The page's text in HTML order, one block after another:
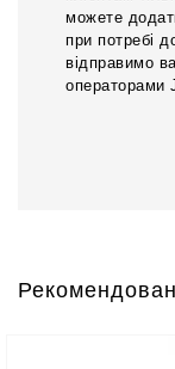
можете
при потребі
відправимо
операторами